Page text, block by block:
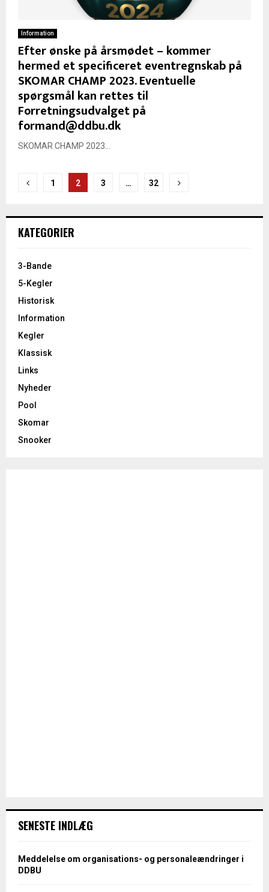
Information
Efter ønske på årsmødet – kommer
hermed et specificeret eventregnskab på
SKOMAR CHAMP 2023. Eventuelle
spørgsmål kan rettes til
Forretningsudvalget på
formand@ddbu.dk
SKOMAR CHAMP 2023...
Navigation
indlæg
1 2 3 … 32
KATEGORIER
3-Bande
5-Kegler
Historisk
Information
Kegler
Klassisk
Links
Nyheder
Pool
Skomar
Snooker
SENESTE INDLÆG
Meddelelse om organisations- og personaleændringer i
DDBU